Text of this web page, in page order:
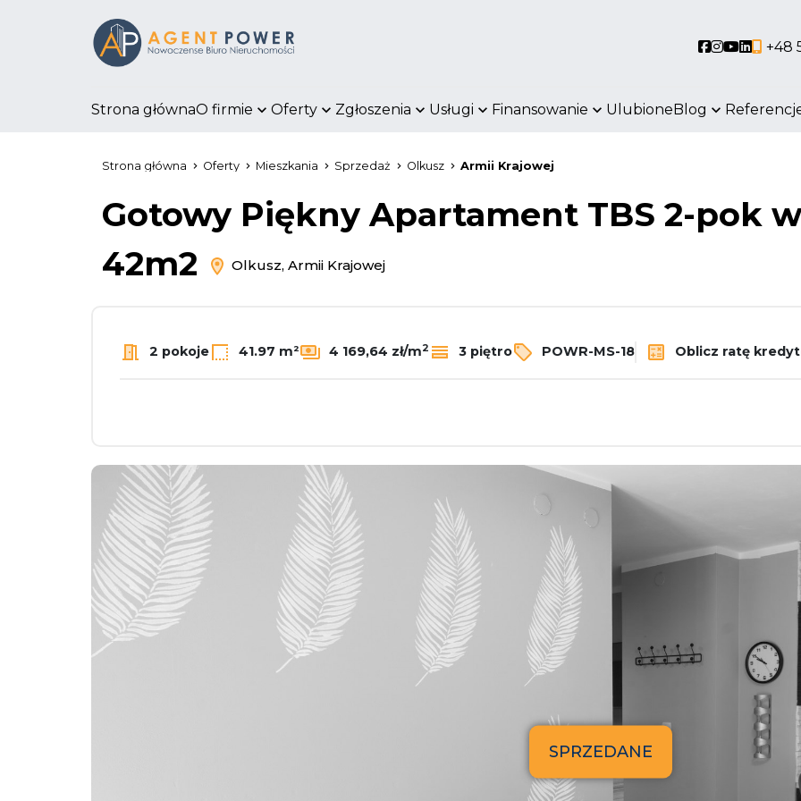
Social link
Social link
Social
Social
+48
Strona głównaO firmie Oferty Zgłoszenia Usługi Finansowanie UlubioneBlog
Strona główna Oferty Mieszkania Sprzedaż Olkusz Armii Krajowej
Gotowy Piękny Apartament TBS 2-pok
42m2
Olkusz, Armii Krajowej
2 pokoje 41.97 m² 4 169,64 zł/m2 3 piętro POWR-MS-18 Oblicz ratę
SPRZEDANE